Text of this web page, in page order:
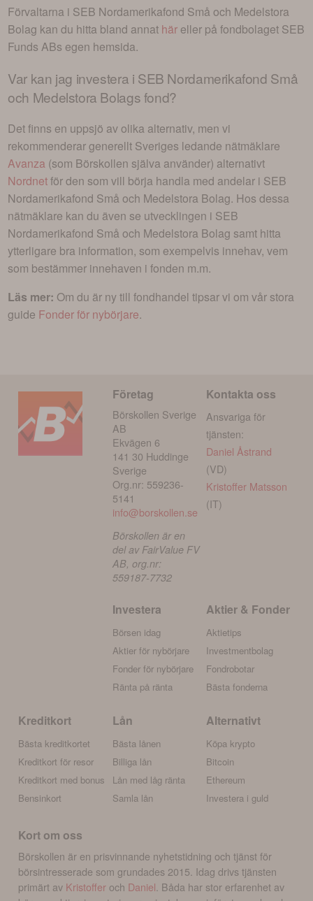
Förvaltarna i SEB Nordamerikafond Små och Medelstora
Bolag kan du hitta bland annat här eller på fondbolaget SEB
Funds ABs egen hemsida.
Var kan jag investera i SEB Nordamerikafond Små
och Medelstora Bolags fond?
Det finns en uppsjö av olika alternativ, men vi
rekommenderar generellt Sveriges ledande nätmäklare
Avanza (som Börskollen själva använder) alternativt
Nordnetför den som vill börja handla med andelar i SEB
Nordamerikafond Små och Medelstora Bolag. Hos dessa
nätmäklare kan du även se utvecklingen i SEB
Nordamerikafond Små och Medelstora Bolag samt hitta
ytterligare bra information, som exempelvis innehav, vem
som bestämmer innehaven i fonden m.m.
Läs mer: Om du är ny till fondhandel tipsar vi om vår stora
guide Fonder för nybörjare.
Företag
Börskollen Sverige
AB
Ekvägen 6
141 30 Huddinge
Sverige
Org.nr: 559236-
5141
info@borskollen.se
Börskollen är en
del av FairValue FV
AB, org.nr:
559187-7732
Kontakta oss
Ansvariga för
tjänsten:
Daniel Åstrand
(VD)
Kristoffer Matsson
(IT)
Investera
Börsen idag
Aktier för nybörjare
Fonder för nybörjare
Ränta på ränta
Aktier & Fonder
Aktietips
Investmentbolag
Fondrobotar
Bästa fonderna
Kreditkort
Bästa kreditkortet
Kreditkort för resor
Kreditkort med bonus
Bensinkort
Lån
Bästa lånen
Billiga lån
Lån med låg ränta
Samla lån
Alternativt
Köpa krypto
Bitcoin
Ethereum
Investera i guld
Kort om oss
Börskollen är en prisvinnande nyhetstidning och tjänst för
börsintresserade som grundades 2015. Idag drivs tjänsten
primärt av Kristoffer och Daniel . Båda har stor erfarenhet av